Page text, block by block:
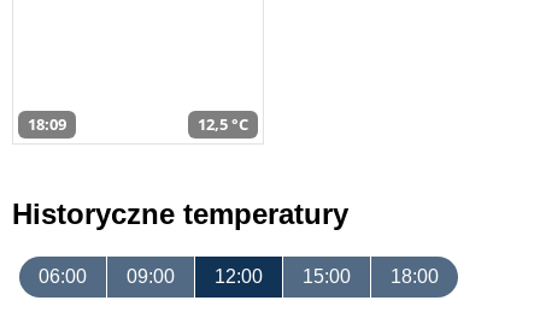
18:09 12,5 °C
Historyczne temperatury
06:00 09:00 12:00 15:00 18:00